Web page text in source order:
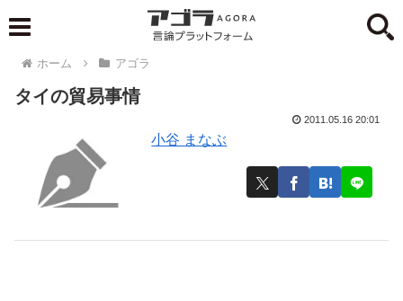
ホーム アゴラ
タイの貿易事情
小谷 まなぶ
2011.05.16 20:01